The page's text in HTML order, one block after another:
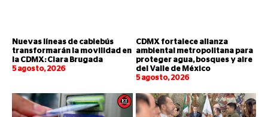
Nuevas líneas de cablebús
transformarán la movilidad en
la CDMX: Clara Brugada
5 agosto, 2026
CDMX fortalece alianza
ambiental metropolitana para
proteger agua, bosques y aire
del Valle de México
5 agosto, 2026